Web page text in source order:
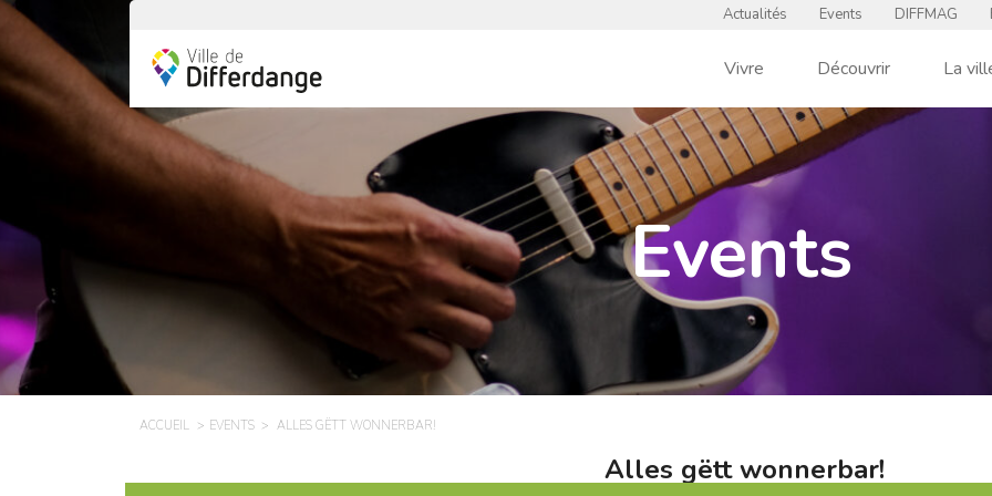
Actualités Events DIFFMAG
Vivre Découvrir La
Events
ACCUEIL EVENTS ALLES GËTT WONNERBAR!
Alles gëtt wonnerbar!